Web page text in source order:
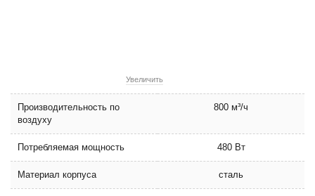
Увеличить
Производительность по
воздуху
800 м³/ч
Потребляемая мощность 480 Вт
Материал корпуса сталь